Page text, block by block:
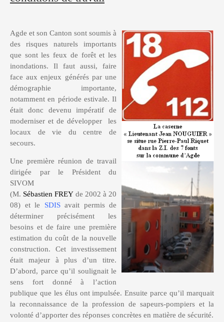
Personnel
Nous contacter
A l’adoption
Quel coût ?
Perdus / Trouvés
Achats groupés
Où se renseigner ?
Mise à disposition
Pourquoi ?
Quel financement ?
Agde et son Canton sont soumis à
des risques naturels importants
que sont les feux de forêt et les
inondations. Il faut aussi, faire
face aux enjeux générés par une
démographie importante,
notamment en période estivale. Il
était donc devenu impératif de
moderniser et de développer les
locaux de vie du centre de
secours.
Une première réunion de travail
dirigée par le Président du
SIVOM
(M. Sébastien FREY de 2002 à 20
08) et le SDISavait permis de
déterminer précisément les
besoins et de faire une première
estimation du coût de la nouvelle
construction. Cet investissement
était majeur à plus d’un titre.
D’abord, parce qu’il soulignait le
sens fort donné à l’action
publique que les élus ont impulsée. Ensuite parce qu’il marquait
la reconnaissance de la profession de sapeurs-pompiers et la
volonté d’apporter des réponses concrètes en matière de sécurité.